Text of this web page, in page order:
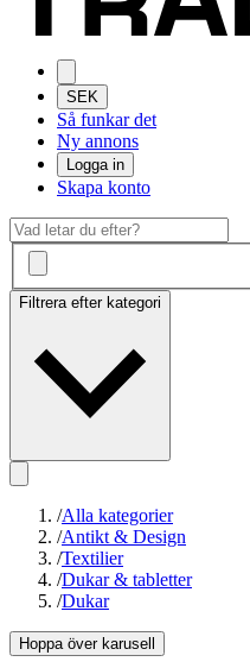
SEK
Så funkar det
Ny annons
Logga in
Skapa konto
Filtrera efter kategori
/Alla kategorier
/Antikt & Design
/Textilier
/Dukar & tabletter
/Dukar
Hoppa över karusell